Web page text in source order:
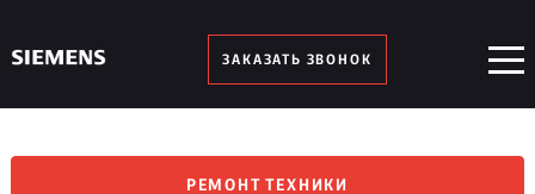
ЗАКАЗАТЬ ЗВОНОК
РЕМОНТ ТЕХНИКИ